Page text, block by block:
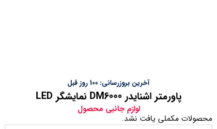
آخرین بروزرسانی: 100 روز قبل
پاورمتر اشنایدر DM6000 نمایشگر LED
لوازم جانبی محصول
محصولات مکملی یافت نشد.